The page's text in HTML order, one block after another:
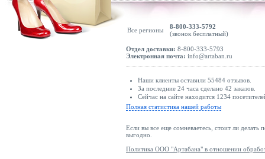
Все регионы
8-800-333-5792
(звонок бесплатный)
Отдел доставки: 8-800-333-5793
Электронная почта: info@artaban.ru
Наши клиенты оставили 55484 отзывов.
За последние 24 часа сделано 42 заказов.
Сейчас на сайте находится 1234
Полная статистика нашей работы
Если вы все еще сомневаетесь, стоит ли делать
выгодно.
Политика ООО "Артабана" в отношении